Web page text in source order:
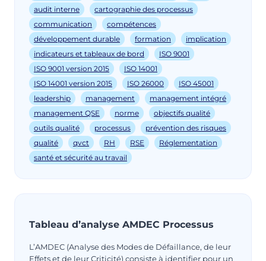
audit interne
cartographie des processus
communication
compétences
développement durable
formation
implication
indicateurs et tableaux de bord
ISO 9001
ISO 9001 version 2015
ISO 14001
ISO 14001 version 2015
ISO 26000
ISO 45001
leadership
management
management intégré
management QSE
norme
objectifs qualité
outils qualité
processus
prévention des risques
qualité
qvct RH RSE
Réglementation
santé et sécurité au travail
Tableau d’analyse AMDEC Processus
L’AMDEC (Analyse des Modes de Défaillance, de leur
Effets et de leur Criticité) consiste à identifier pour un